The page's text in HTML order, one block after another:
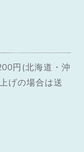
円(北海道・沖
げの場合は送